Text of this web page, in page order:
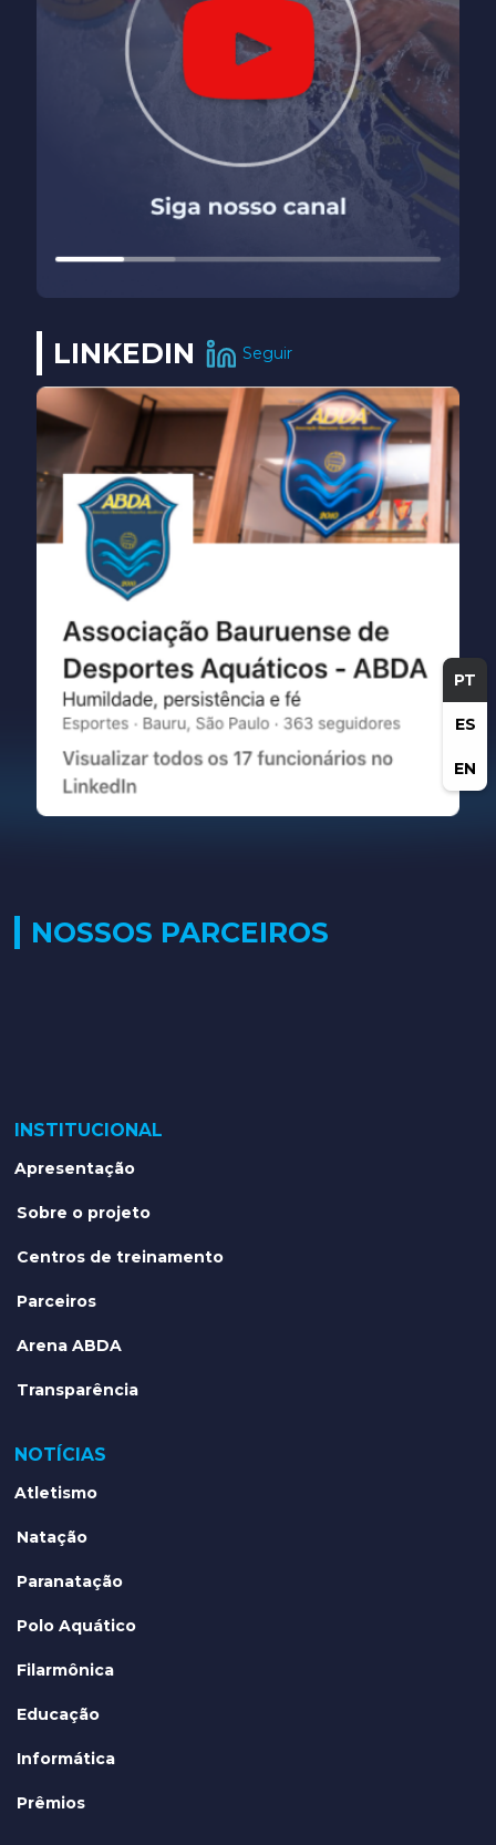
PT
ES
EN
LINKEDIN Seguir
NOSSOS PARCEIROS
INSTITUCIONAL
Apresentação
Sobre o projeto
Centros de treinamento
Parceiros
Arena ABDA
Transparência
NOTÍCIAS
Atletismo
Natação
Paranatação
Polo Aquático
Filarmônica
Educação
Informática
Prêmios